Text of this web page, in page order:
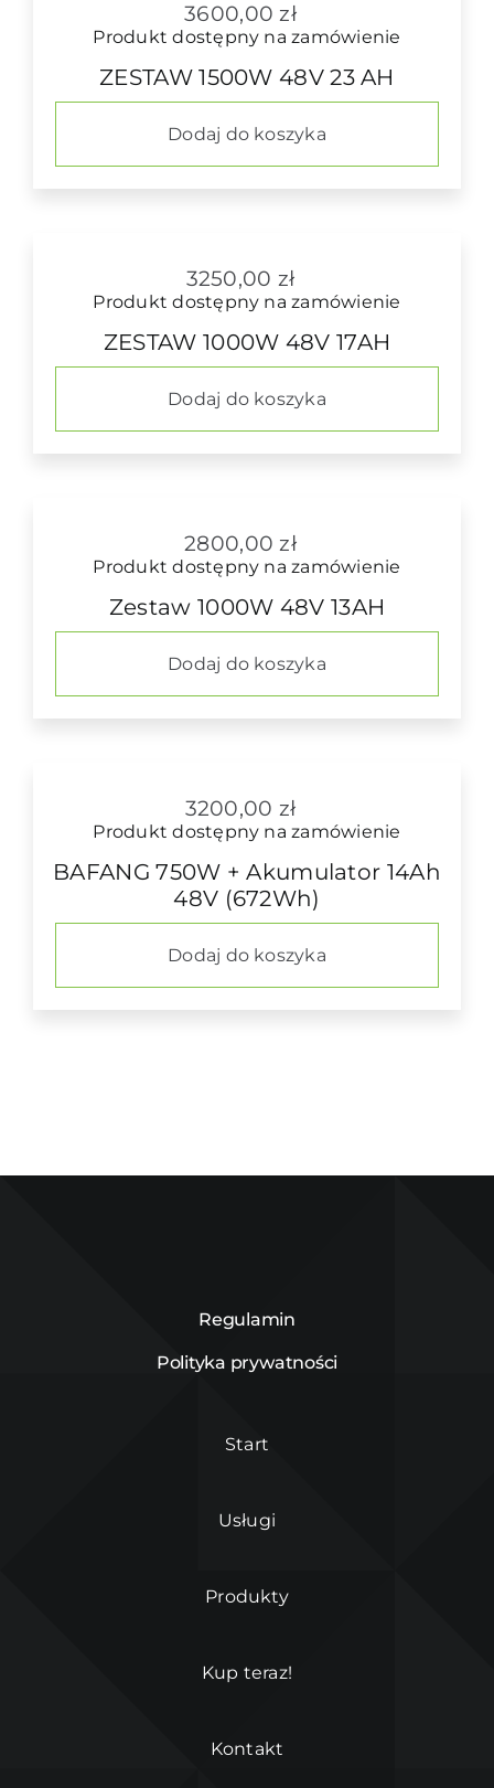
3600,00zł
Produkt dostępny na zamówienie
ZESTAW 1500W 48V 23 AH
Dodaj do koszyka
3250,00 zł
Produkt dostępny na zamówienie
ZESTAW 1000W 48V 17AH
Dodaj do koszyka
2800,00zł
Produkt dostępny na zamówienie
Zestaw 1000W 48V 13AH
Dodaj do koszyka
3200,00 zł
Produkt dostępny na zamówienie
BAFANG 750W + Akumulator 14Ah
48V (672Wh)
Dodaj do koszyka
Regulamin
Polityka prywatności
Start
Usługi
Produkty
Kup teraz!
Kontakt